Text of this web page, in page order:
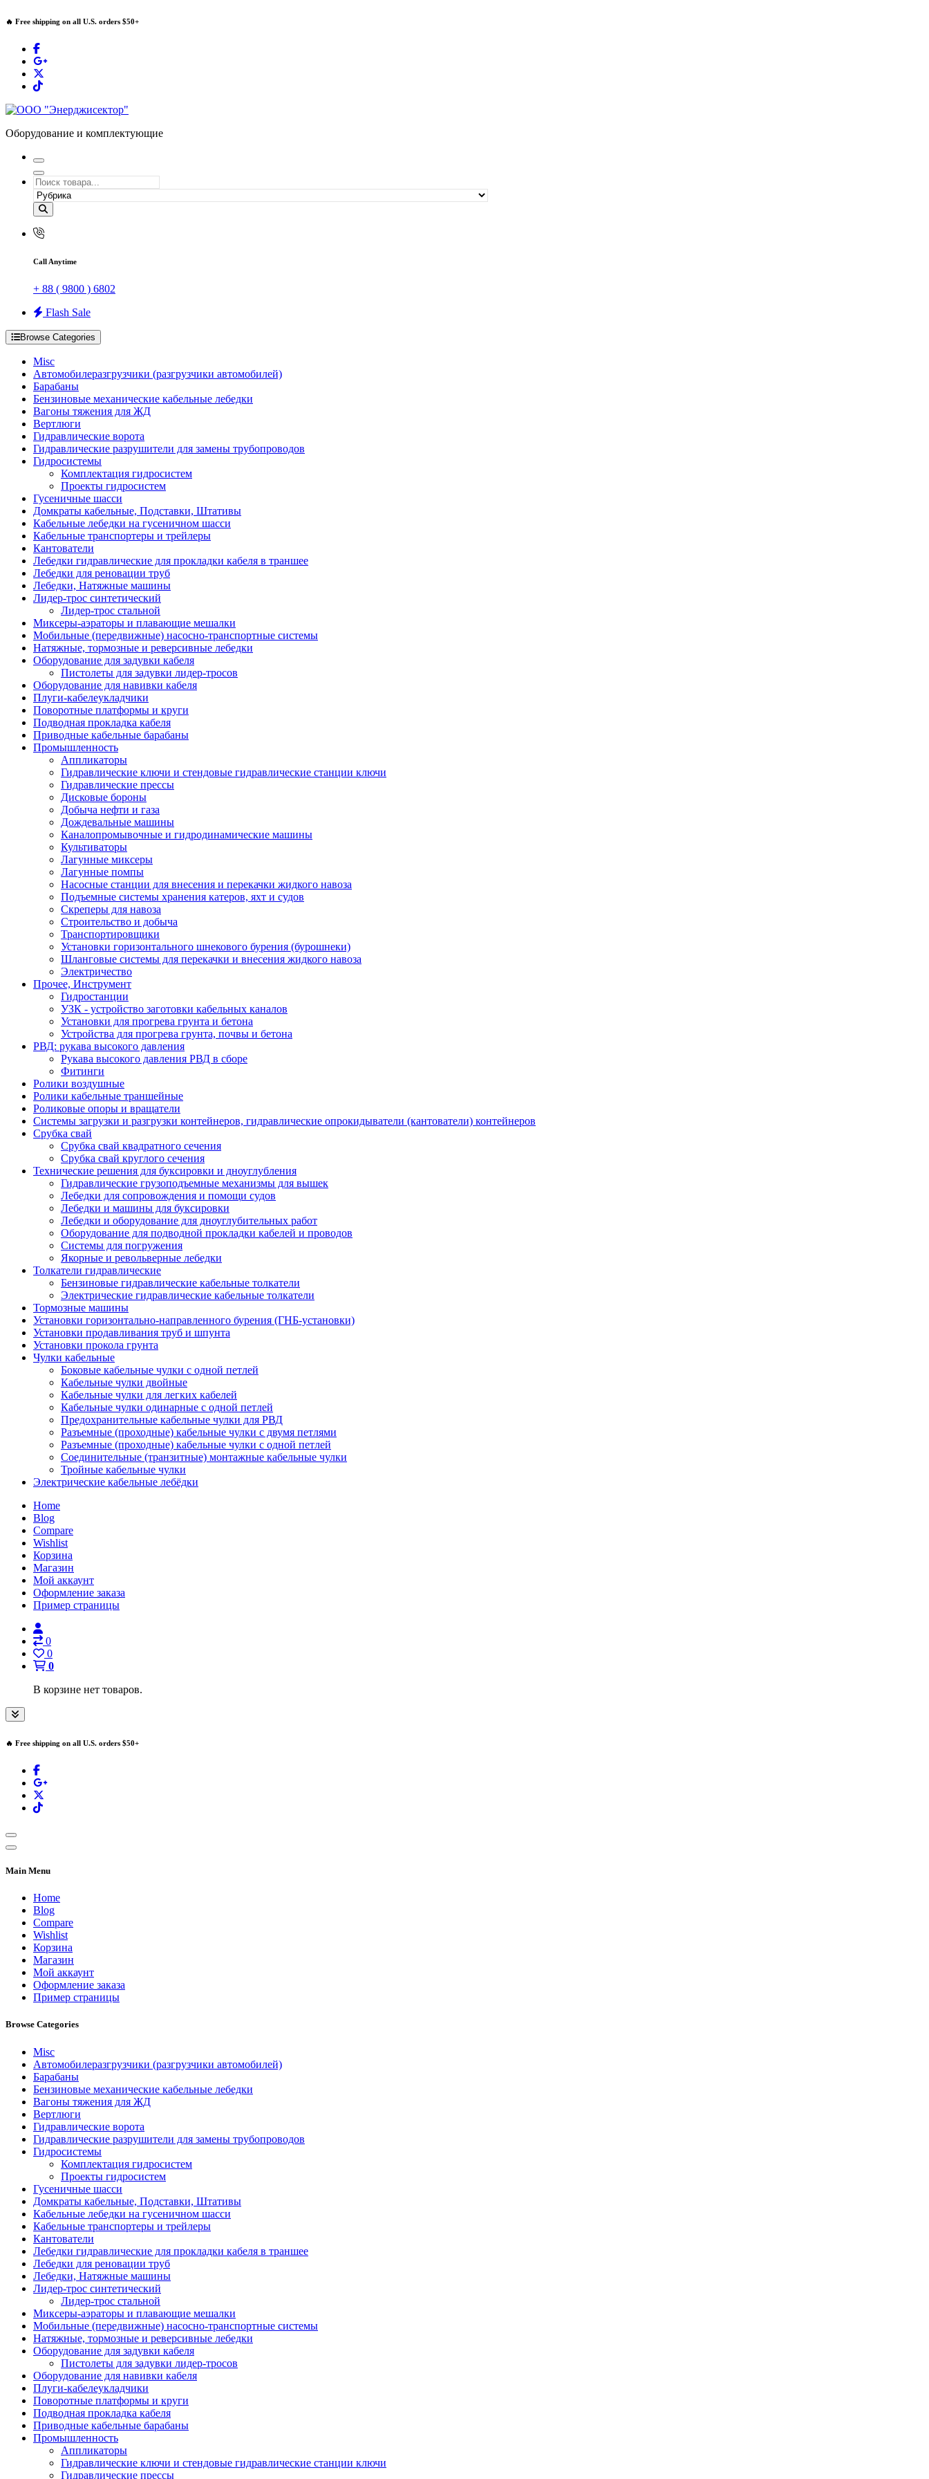
Перейти
содержимому
🔥 Free shipping on all U.S. orders $50+
Оборудование и комплектующие
Call Anytime
+ 88 ( 9800 ) 6802
Flash Sale
Browse Categories
Misc
Автомобилеразгрузчики (разгрузчики автомобилей)
Барабаны
Бензиновые механические кабельные лебедки
Вагоны тяжения для ЖД
Вертлюги
Гидравлические ворота
Гидравлические разрушители для замены трубопроводов
Гидросистемы
Комплектация гидросистем
Проекты гидросистем
Гусеничные шасси
Домкраты кабельные, Подставки, Штативы
Кабельные лебедки на гусеничном шасси
Кабельные транспортеры и трейлеры
Кантователи
Лебедки гидравлические для прокладки кабеля в траншее
Лебедки для реновации труб
Лебедки, Натяжные машины
Лидер-трос синтетический
Лидер-трос стальной
Миксеры-аэраторы и плавающие мешалки
Мобильные (передвижные) насосно-транспортные системы
Натяжные, тормозные и реверсивные лебедки
Оборудование для задувки кабеля
Пистолеты для задувки лидер-тросов
Оборудование для навивки кабеля
Плуги-кабелеукладчики
Поворотные платформы и круги
Подводная прокладка кабеля
Приводные кабельные барабаны
Промышленность
Аппликаторы
Гидравлические ключи и стендовые гидравлические станции ключи
Гидравлические прессы
Дисковые бороны
Добыча нефти и газа
Дождевальные машины
Каналопромывочные и гидродинамические машины
Культиваторы
Лагунные миксеры
Лагунные помпы
Насосные станции для внесения и перекачки жидкого навоза
Подъемные системы хранения катеров, яхт и судов
Скреперы для навоза
Строительство и добыча
Транспортировщики
Установки горизонтального шнекового бурения (бурошнеки)
Шланговые системы для перекачки и внесения жидкого навоза
Электричество
Прочее, Инструмент
Гидростанции
УЗК - устройство заготовки кабельных каналов
Установки для прогрева грунта и бетона
Устройства для прогрева грунта, почвы и бетона
РВД: рукава высокого давления
Рукава высокого давления РВД в сборе
Фитинги
Ролики воздушные
Ролики кабельные траншейные
Роликовые опоры и вращатели
Системы загрузки и разгрузки контейнеров, гидравлические опрокидыватели (кантователи) контейнеров
Срубка свай
Срубка свай квадратного сечения
Срубка свай круглого сечения
Технические решения для буксировки и дноуглубления
Гидравлические грузоподъемные механизмы для вышек
Лебедки для сопровождения и помощи судов
Лебедки и машины для буксировки
Лебедки и оборудование для дноуглубительных работ
Оборудование для подводной прокладки кабелей и проводов
Системы для погружения
Якорные и револьверные лебедки
Толкатели гидравлические
Бензиновые гидравлические кабельные толкатели
Электрические гидравлические кабельные толкатели
Тормозные машины
Установки горизонтально-направленного бурения (ГНБ-установки)
Установки продавливания труб и шпунта
Установки прокола грунта
Чулки кабельные
Боковые кабельные чулки с одной петлей
Кабельные чулки двойные
Кабельные чулки для легких кабелей
Кабельные чулки одинарные с одной петлей
Предохранительные кабельные чулки для РВД
Разъемные (проходные) кабельные чулки с двумя петлями
Разъемные (проходные) кабельные чулки с одной петлей
Соединительные (транзитные) монтажные кабельные чулки
Тройные кабельные чулки
Электрические кабельные лебёдки
Home
Blog
Compare
Wishlist
Корзина
Магазин
Мой аккаунт
Оформление заказа
Пример страницы
0
0
0
В корзине нет товаров.
🔥 Free shipping on all U.S. orders $50+
Main Menu
Home
Blog
Compare
Wishlist
Корзина
Магазин
Мой аккаунт
Оформление заказа
Пример страницы
Browse Categories
Misc
Автомобилеразгрузчики (разгрузчики автомобилей)
Барабаны
Бензиновые механические кабельные лебедки
Вагоны тяжения для ЖД
Вертлюги
Гидравлические ворота
Гидравлические разрушители для замены трубопроводов
Гидросистемы
Комплектация гидросистем
Проекты гидросистем
Гусеничные шасси
Домкраты кабельные, Подставки, Штативы
Кабельные лебедки на гусеничном шасси
Кабельные транспортеры и трейлеры
Кантователи
Лебедки гидравлические для прокладки кабеля в траншее
Лебедки для реновации труб
Лебедки, Натяжные машины
Лидер-трос синтетический
Лидер-трос стальной
Миксеры-аэраторы и плавающие мешалки
Мобильные (передвижные) насосно-транспортные системы
Натяжные, тормозные и реверсивные лебедки
Оборудование для задувки кабеля
Пистолеты для задувки лидер-тросов
Оборудование для навивки кабеля
Плуги-кабелеукладчики
Поворотные платформы и круги
Подводная прокладка кабеля
Приводные кабельные барабаны
Промышленность
Аппликаторы
Гидравлические ключи и стендовые гидравлические станции ключи
Гидравлические прессы